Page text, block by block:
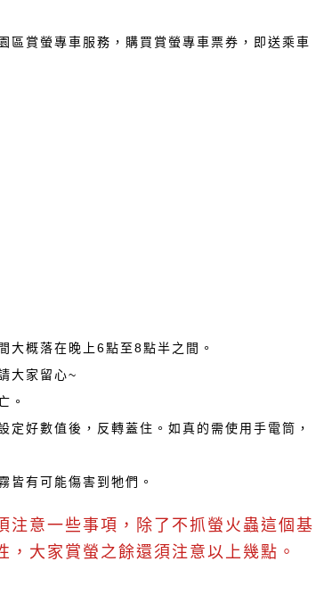
區賞螢專車服務，購買賞螢專車票券，即送乘車
大概落在晚上6點至8點半之間。
大家留心~
。
好數值後，反轉蓋住。如真的需使用手電筒，
皆有可能傷害到牠們。
意一些事項，除了不抓螢火蟲這個基
大家賞螢之餘還須注意以上幾點。